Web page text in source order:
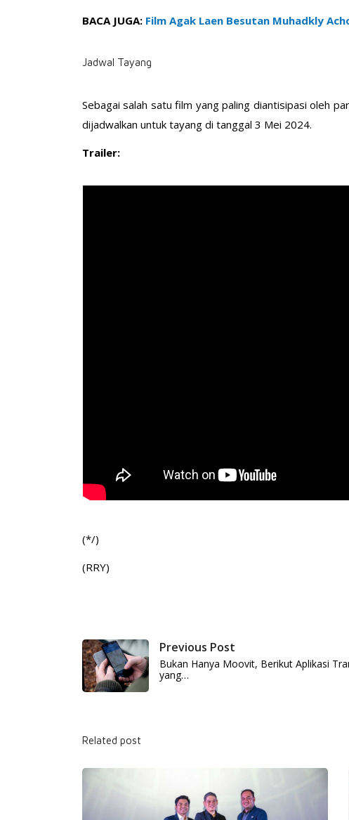
BACA JUGA: Film Agak Laen Besutan Muhadkly
Jadwal Tayang
Sebagai salah satu film yang paling diantisipasi oleh
dijadwalkan untuk tayang di tanggal 3 Mei 2024.
Trailer:
(*/)
(RRY)
Previous Post
Bukan Hanya Moovit, Berikut Aplikasi
yang…
Related post